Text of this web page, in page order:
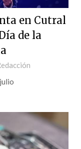
en Cutral
de la